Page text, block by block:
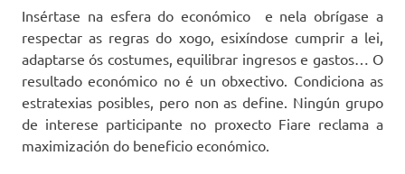
Insértase na esfera do económico e nela obrígase a
respectar as regras do xogo, esixíndose cumprir a lei,
adaptarse ós costumes, equilibrar ingresos e gastos… O
resultado económico no é un obxectivo. Condiciona as
estratexias posibles, pero non as define. Ningún grupo
de interese participante no proxecto Fiare reclama a
maximización do beneficio económico.